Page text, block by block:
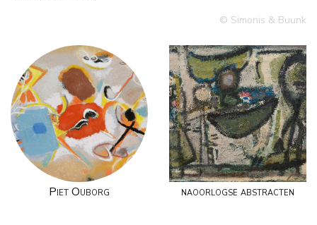
© Simonis & Buunk
Piet Ouborg naoorlogse abstracten